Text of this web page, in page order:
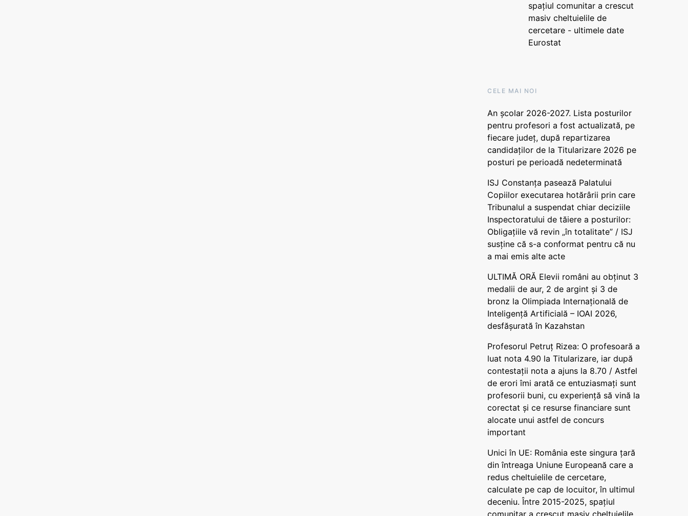
spațiul comunitar a crescut
masiv cheltuielile de
cercetare - ultimele date
Eurostat
CELE MAI NOI
An școlar 2026-2027. Lista posturilor
pentru profesori a fost actualizată, pe
fiecare județ, după repartizarea
candidaților de la Titularizare 2026 pe
posturi pe perioadă nedeterminată
ISJ Constanța pasează Palatului
Copiilor executarea hotărârii prin care
Tribunalul a suspendat chiar deciziile
Inspectoratului de tăiere a posturilor:
Obligațiile vă revin „în totalitate” / ISJ
susține că s-a conformat pentru că nu
a mai emis alte acte
ULTIMĂ ORĂ Elevii români au obținut 3
medalii de aur, 2 de argint și 3 de
bronz la Olimpiada Internațională de
Inteligență Artificială – IOAI 2026,
desfășurată în Kazahstan
Profesorul Petruț Rizea: O profesoară a
luat nota 4.90 la Titularizare, iar după
contestații nota a ajuns la 8.70 / Astfel
de erori îmi arată ce entuziasmați sunt
profesorii buni, cu experiență să vină la
corectat și ce resurse financiare sunt
alocate unui astfel de concurs
important
Unici în UE: România este singura țară
din întreaga Uniune Europeană care a
redus cheltuielile de cercetare,
calculate pe cap de locuitor, în ultimul
deceniu. Între 2015-2025, spațiul
comunitar a crescut masiv cheltuielile